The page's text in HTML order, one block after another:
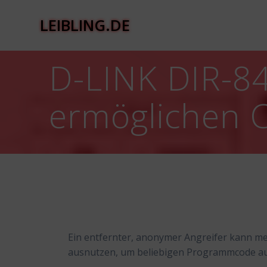
LEIBLING.DE
D-LINK DIR-
ermöglichen
Ein entfernter, anonymer Angreifer kann
ausnutzen, um beliebigen Programmcode